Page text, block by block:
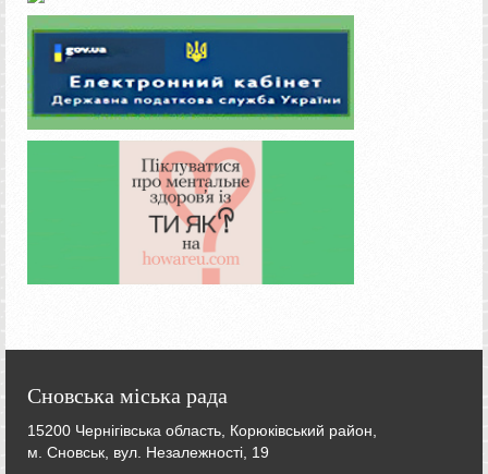
Сновська міська рада
15200 Чернігівська область, Корюківський район,
м. Сновськ, вул. Незалежності, 19